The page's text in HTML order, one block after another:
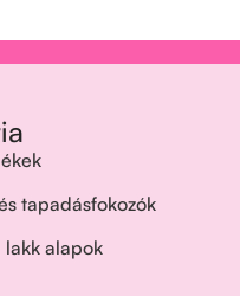
tapadásfokozók
lakk alapok